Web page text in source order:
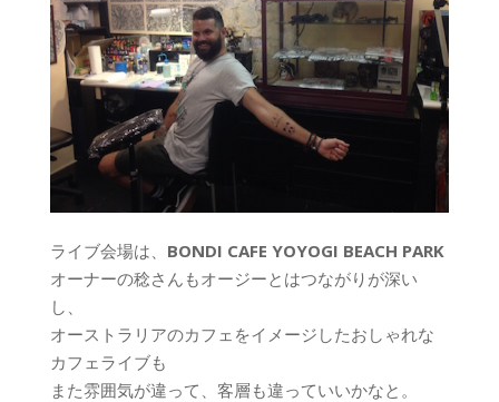
ライブ会場は、 BONDI CAFE YOYOGI BEACH PARK
オーナーの稔さんもオージーとはつながりが深い
し、
オーストラリアのカフェをイメージしたおしゃれな
カフェライブも
また雰囲気が違って、客層も違っていいかなと。